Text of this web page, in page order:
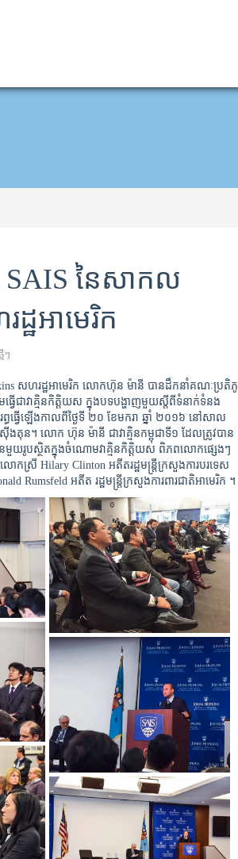
SAIS នៃសាកល
ឋអាមេរិក
ៗ
សហរដ្ឋអាមេរិក លោកហ៊ុន ម៉ានី បានដឹកនាំគណៈប្រតិភូ
វើជាវាគ្មិនកិត្តិយស ក្នុងបទបង្ហាញមួយស្តីពីទំនាក់ទំនង
ព្ធធ្វើឡើងកាលពីថ្ងៃទី ២០ ខែមករា ឆ្នាំ ២០១៦ នៅសាល
ងតុន។ លោក ហ៊ុន ម៉ានី ជាវាគ្មិនកម្ពុជាទី១ ដែលត្រូវបាន
នមួយរូបស្ថិតក្នុងចំណោមវាគ្មិនកិត្តិយស ពិភពលោកផ្សេងៗ
ោកស្រី Hilary Clinton អតីតរដ្ឋមន្ត្រីក្រសួងការបរទេស
Rumsfeld អតីត រដ្ឋមន្រ្តីក្រសួងការពារជាតិអាមេរិក ។